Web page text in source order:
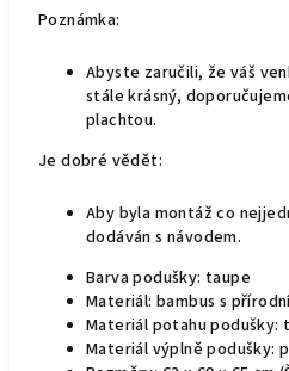
Poznámka:
Abyste zaručili, že váš
stále krásný,
plachtou.
Je dobré vědět:
Aby byla montáž co
dodáván s návodem.
Barva podušky: taupe
Materiál: bambus s
Materiál potahu
Materiál výplně podušky: